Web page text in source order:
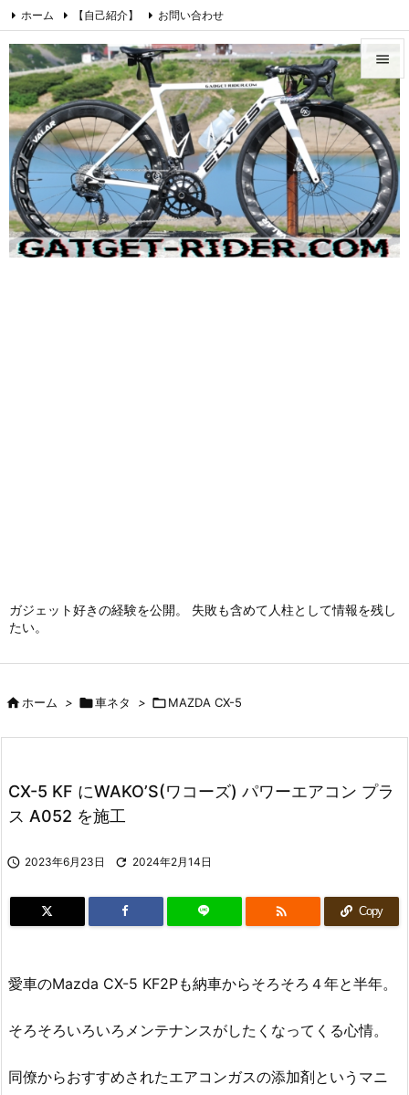
ガジェット好きの経験を公開。 失敗も含めて人柱として情報を残し
たい。


メニュ

サイド

前へ

次へ
ホーム 【自己紹介】 お問い合わせ
プライバシーポリシー・免責事項 愛車紹介【ロードバイク】
Cookie Policy Instagram RSS Feedly
ホーム > 車ネタ > MAZDA CX-5
CX-5 KF にWAKO’S(ワコーズ) パワーエアコン プラ
ス A052 を施工
 2023年6月23日  2024年2月14日
 Copy
愛車のMazda CX-5 KF2Pも納車からそろそろ４年と半年。
そろそろいろいろメンテナンスがしたくなってくる心情。
同僚からおすすめされたエアコンガスの添加剤というマニ